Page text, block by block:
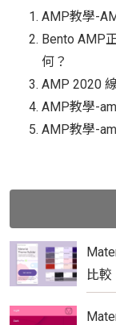
AMP教學-
Bento AMP
何？
AMP 2020
AMP教學-
AMP教學-
比較